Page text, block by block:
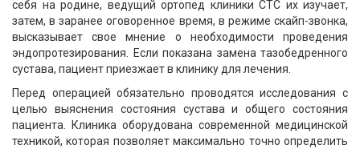
себя на родине, ведущий ортопед клиники СТС их изучает,
затем, в заранее оговоренное время, в режиме скайп-звонка,
высказывает свое мнение о необходимости проведения
эндопротезирования. Если показана замена тазобедренного
сустава, пациент приезжает в клинику для лечения.
Перед операцией обязательно проводятся исследования с
целью выяснения состояния сустава и общего состояния
пациента. Клиника оборудована современной медицинской
техникой, которая позволяет максимально точно определить